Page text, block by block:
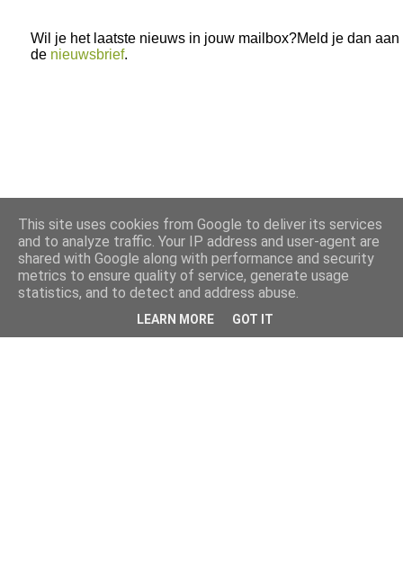
Wil je het laatste nieuws in jouw mailbox?Meld je dan aan
de nieuwsbrief.
This site uses cookies from Google to deliver its services
and to analyze traffic. Your IP address and user-agent are
shared with Google along with performance and security
metrics to ensure quality of service, generate usage
statistics, and to detect and address abuse.
LEARN MORE GOT IT